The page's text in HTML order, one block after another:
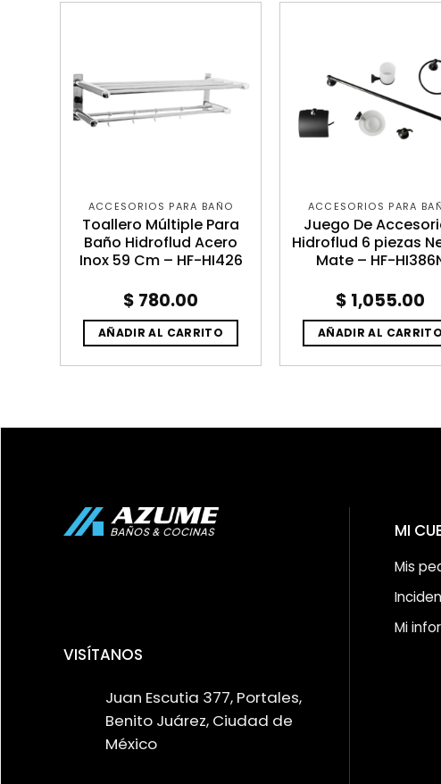
ACCESORIOS PARA BAÑO
Toallero Múltiple Para
Baño Hidroflud Acero
Inox 59 Cm – HF-HI426
$ 780.00
AÑADIR AL CARRITO
ACCESORIOS PARA
Juego De
Hidroflud 6 piezas
Mate – HF-
$ 1,055.00
AÑADIR AL CARRITO
VISÍTANOS
Juan Escutia 377, Portales,
Benito Juárez, Ciudad de
México
MI
Mis
Mi